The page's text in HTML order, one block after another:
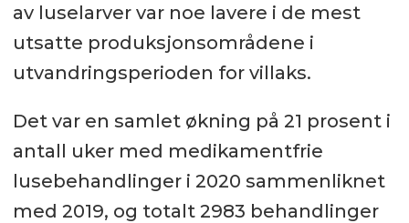
av luselarver var noe lavere i de mest
utsatte produksjonsområdene i
utvandringsperioden for villaks.
Det var en samlet økning på 21 prosent i
antall uker med medikamentfrie
lusebehandlinger i 2020 sammenliknet
med 2019, og totalt 2983 behandlinger